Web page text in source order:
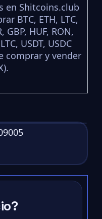
en Shitcoins.club
BTC, ETH, LTC,
GBP, HUF, RON,
USDT, USDC
comprar y vender